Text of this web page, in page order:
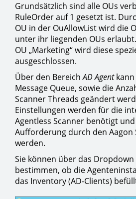
Grundsätzlich sind alle OUs
RuleOrder auf 1 gesetzt ist.
OU in der OuAllowList wird die
unter ihr liegenden OUs
OU „Marketing“ wird diese
ausgeschlossen.
Über den BereichAD Agentkann
Message Queue, sowie die
Scanner Threads geändert
Einstellungen werden für die
Agentless Scanner benötigt
Aufforderung durch den
werden.
Sie können über das Dropdown
bestimmen, ob die
das Inventory (AD-Clients)